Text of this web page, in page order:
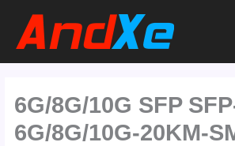
6G/8G/10G SFP
6G/8G/10G-20KM-